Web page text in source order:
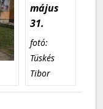
május
31.
fotó:
Tüskés
Tibor